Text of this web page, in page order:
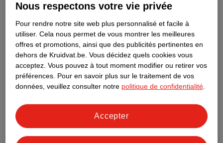
À propos de ce produit
Informations relatives au produit
Informations figurant sur l'étiquette
Ce produit n’a (pas encore) de "Nature
Impact Score".
Nous respectons votre vie privée
Pour rendre notre site web plus personnalisé et facile à
utiliser. Cela nous permet de vous montrer les meilleures
offres et promotions, ainsi que des publicités pertinentes en
dehors de Kruidvat.be. Vous décidez quels cookies vous
acceptez. Vous pouvez à tout moment modifier ou retirer vos
préférences. Pour en savoir plus sur le traitement de vos
données, veuillez consulter notre politique de confidentialité.
Accepter